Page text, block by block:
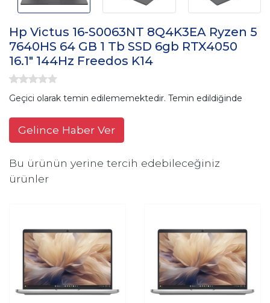
Hp Victus 16-S0063NT 8Q4K3EA Ryzen 5
7640HS 64 GB 1 Tb SSD 6gb RTX4050
16.1" 144Hz Freedos K14
Geçici olarak temin edilememektedir. Temin edildiğinde
Gelince Haber Ver
Bu ürünün yerine tercih edebileceğiniz
ürünler